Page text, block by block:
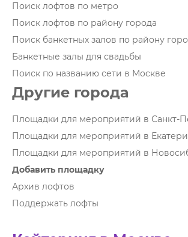
Поиск лофтов по метро
Поиск лофтов по району города
Поиск банкетных залов по району
Банкетные залы для свадьбы
Поиск по названию сети в Москве
Другие города
Площадки для мероприятий в Санкт-
Площадки для мероприятий в
Площадки для мероприятий в
Добавить площадку
Архив лофтов
Поддержать лофты